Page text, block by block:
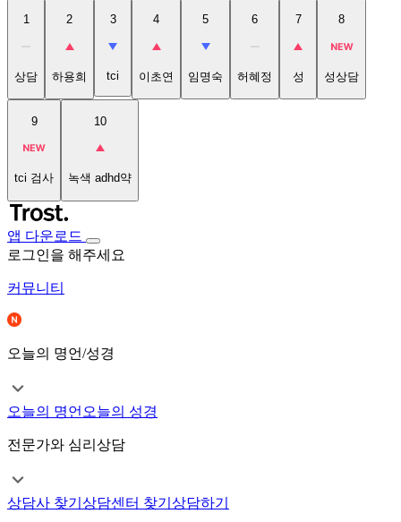
1
상담
2
하용희
3
tci
4
이초연
5
임명숙
6
허혜정
7
성
8
성상담
9
tci 검사
10
녹색 adhd약
앱 다운로드
로그인을 해주세요
커뮤니티
오늘의 명언/성경
오늘의 명언 오늘의 성경
전문가와 심리상담
상담사 찾기 상담센터 찾기 상담하기